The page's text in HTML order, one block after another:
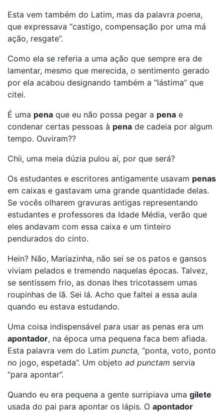
Esta vem também do Latim, mas da palavra poena,
que expressava “castigo, compensação por uma má
ação, resgate”.
Como ela se referia a uma ação que sempre era de
lamentar, mesmo que merecida, o sentimento gerado
por ela acabou designando também a “lástima” que
citei.
É uma pena que eu não possa pegar a pena e
condenar certas pessoas à pena de cadeia por algum
tempo. Ouviram??
Chii, uma meia dúzia pulou aí, por que será?
Os estudantes e escritores antigamente usavam penas
em caixas e gastavam uma grande quantidade delas.
Se vocês olharem gravuras antigas representando
estudantes e professores da Idade Média, verão que
eles andavam com essa caixa e um tinteiro
pendurados do cinto.
Hein? Não, Mariazinha, não sei se os patos e gansos
viviam pelados e tremendo naquelas épocas. Talvez,
se sentissem frio, as donas lhes tricotassem umas
roupinhas de lã. Sei lá. Acho que faltei a essa aula
quando eu estava estudando.
Uma coisa indispensável para usar as penas era um
apontador, na época uma pequena faca bem afiada.
Esta palavra vem do Latim puncta, “ponta, voto, ponto
no jogo, espetada”. Um objeto ad punctam servia
“para apontar”.
Quando eu era pequena a gente surripiava uma gilete
usada do pai para apontar os lápis. O apontador